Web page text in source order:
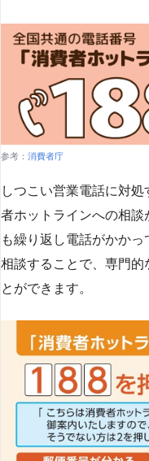
参考： 消費者庁
しつこい営業電話に対
者ホットラインへの相談
も繰り返し電話がかか
相談することで、専門的
とができます​​。